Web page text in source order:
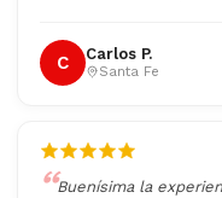
C Carlos P.
Santa Fe
Buenísima la